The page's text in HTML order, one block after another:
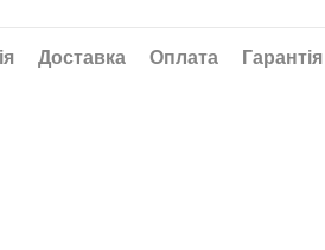
Доставка Оплата Гарантія